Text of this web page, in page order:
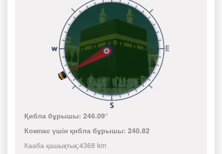
Қибла бұрышы:246.09°
Компас үшін қибла бұрышы:240.82
Кааба қашықтық:4368 km